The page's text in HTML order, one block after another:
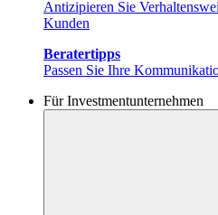
Antizipieren Sie
Kunden
Beratertipps
Passen Sie Ihre
Für Investmentunternehmen